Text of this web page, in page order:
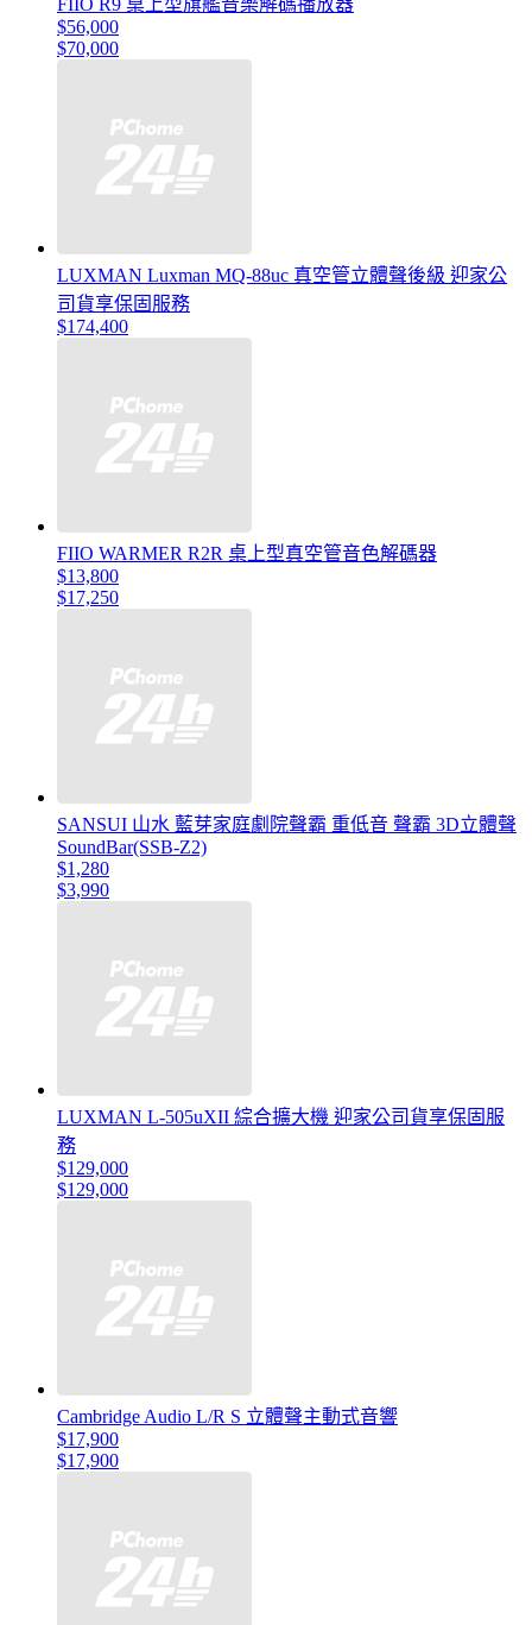
FIIO R9 桌上型旗艦音樂解碼播放器
$56,000
$70,000
LUXMAN Luxman MQ-88uc 真空管立體聲後級 迎家公
司貨享保固服務
$174,400
FIIO WARMER R2R 桌上型真空管音色解碼器
$13,800
$17,250
SANSUI 山水 藍芽家庭劇院聲霸 重低音 聲霸 3D立體聲
SoundBar(SSB-Z2)
$1,280
$3,990
LUXMAN L-505uXII 綜合擴大機 迎家公司貨享保固服
務
$129,000
$129,000
Cambridge Audio L/R S 立體聲主動式音響
$17,900
$17,900